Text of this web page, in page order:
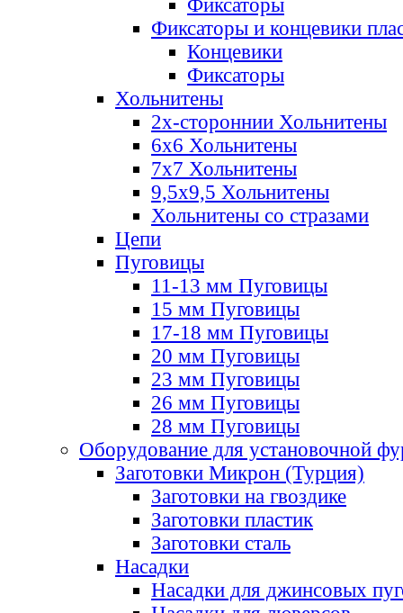
Фиксаторы
Фиксаторы и концевики
Концевики
Фиксаторы
Хольнитены
2х-стороннии Хольнитены
6х6 Хольнитены
7х7 Хольнитены
9,5х9,5 Хольнитены
Хольнитены со стразами
Цепи
Пуговицы
11-13 мм Пуговицы
15 мм Пуговицы
17-18 мм Пуговицы
20 мм Пуговицы
23 мм Пуговицы
26 мм Пуговицы
28 мм Пуговицы
Оборудование для установочной
Заготовки Микрон (Турция)
Заготовки на гвоздике
Заготовки пластик
Заготовки сталь
Насадки
Насадки для джинсовых